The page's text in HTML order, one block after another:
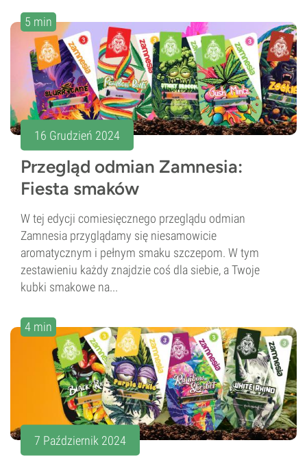
5 min
16 Grudzień 2024
Przegląd odmian Zamnesia:
Fiesta smaków
W tej edycji comiesięcznego przeglądu odmian
Zamnesia przyglądamy się niesamowicie
aromatycznym i pełnym smaku szczepom. W tym
zestawieniu każdy znajdzie coś dla siebie, a Twoje
kubki smakowe na...
4 min
7 Październik 2024